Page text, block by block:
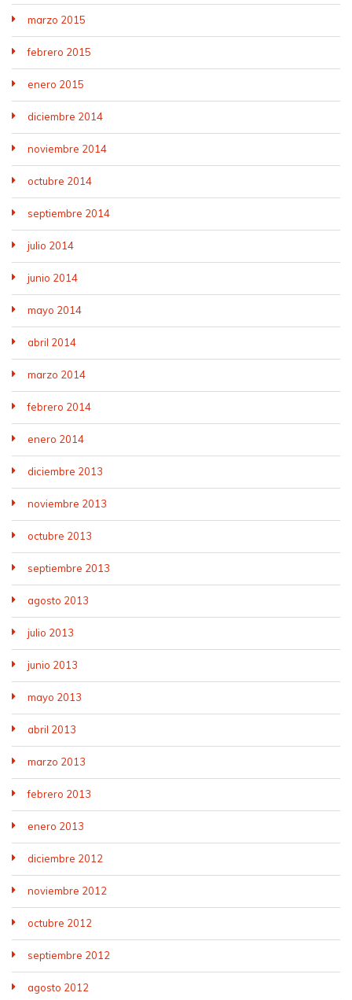
marzo 2015
febrero 2015
enero 2015
diciembre 2014
noviembre 2014
octubre 2014
septiembre 2014
julio 2014
junio 2014
mayo 2014
abril 2014
marzo 2014
febrero 2014
enero 2014
diciembre 2013
noviembre 2013
octubre 2013
septiembre 2013
agosto 2013
julio 2013
junio 2013
mayo 2013
abril 2013
marzo 2013
febrero 2013
enero 2013
diciembre 2012
noviembre 2012
octubre 2012
septiembre 2012
agosto 2012